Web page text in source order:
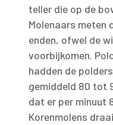
teller die op de
Molenaars meten
enden, ofwel de
voorbijkomen.
hadden de
gemiddeld 80 tot
dat er per minuut
Korenmolens